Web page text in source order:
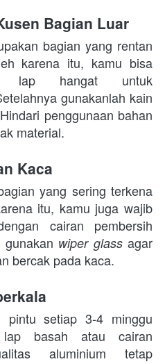
Bagian Luar
bagian yang rentan
karena itu, kamu bisa
lap hangat untuk
gunakanlah kain
penggunaan bahan
material.
Kaca
yang sering terkena
itu, kamu juga wajib
cairan pembersih
wiper glass agar
bercak pada kaca.
pintu setiap 3-4 minggu
basah atau cairan
aluminium tetap